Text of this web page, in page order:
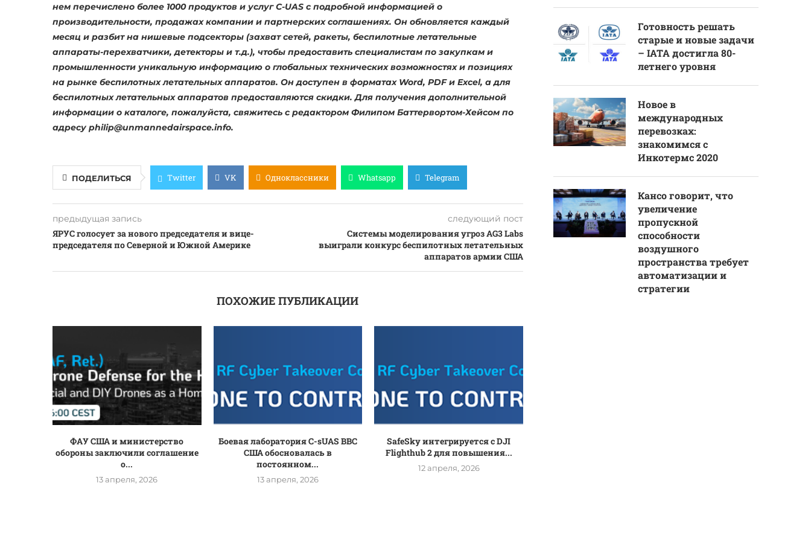
нем перечислено более 1000 продуктов и услуг C-UAS с подробной информацией о
производительности, продажах компании и партнерских соглашениях. Он обновляется каждый
месяц и разбит на нишевые подсекторы (захват сетей, ракеты, беспилотные летательные
аппараты-перехватчики, детекторы и т.д.), чтобы предоставить специалистам по закупкам и
промышленности уникальную информацию о глобальных технических возможностях и позициях
на рынке беспилотных летательных аппаратов. Он доступен в форматах Word, PDF и Excel, а для
беспилотных летательных аппаратов предоставляются скидки. Для получения дополнительной
информации о каталоге, пожалуйста, свяжитесь с редактором Филипом Баттервортом-Хейсом по
адресу philip@unmannedairspace.info.
ПОДЕЛИТЬСЯ Twitter VK Одноклассники Whatsapp Telegram
предыдущая запись
ЯРУС голосует за нового председателя и вице-
председателя по Северной и Южной Америке
следующий пост
Системы моделирования угроз AG3 Labs
выиграли конкурс беспилотных летательных
аппаратов армии США
ПОХОЖИЕ ПУБЛИКАЦИИ
ФАУ США и министерство
обороны заключили соглашение
о...
13 апреля, 2026
Боевая лаборатория C-sUAS ВВС
США обосновалась в
постоянном...
13 апреля, 2026
SafeSky интегрируется с DJI
Flighthub 2 для повышения...
12 апреля, 2026
Готовность решать
старые и новые задачи
– IATA достигла 80-
летнего уровня
Новое в
международных
перевозках:
знакомимся с
Инкотермс 2020
Кансо говорит, что
увеличение
пропускной
способности
воздушного
пространства требует
автоматизации и
стратегии